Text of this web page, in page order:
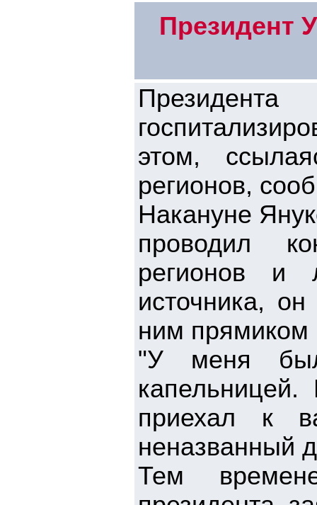
Президент
этом,
регионов,
Накануне
проводил
регионов и
источника,
ним
"У меня
приехал к
неназванный
Тем